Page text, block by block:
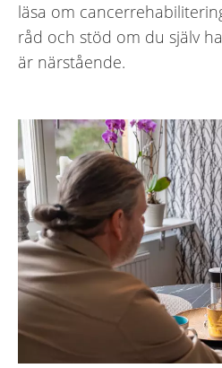
läsa om
råd och stöd om du själv
är närstående.